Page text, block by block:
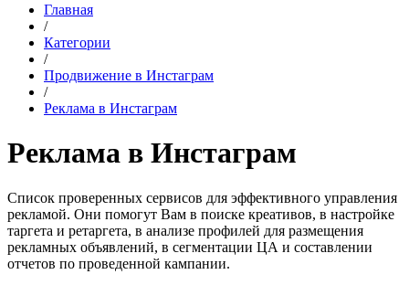
Главная
/
Категории
/
Продвижение в Инстаграм
/
Реклама в Инстаграм
Реклама в Инстаграм
Список проверенных сервисов для эффективного управления
рекламой. Они помогут Вам в поиске креативов, в настройке
таргета и ретаргета, в анализе профилей для размещения
рекламных объявлений, в сегментации ЦА и составлении
отчетов по проведенной кампании.